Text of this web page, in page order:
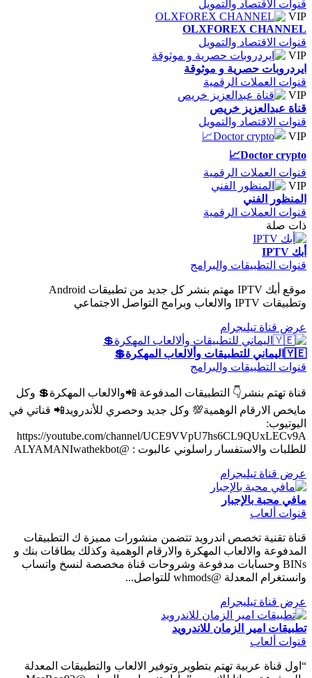
قنوات الاقتصاد والتمويل
VIP
OLXFOREX CHANNEL
قنوات الاقتصاد والتمويل
VIP
ايردروبات حصرية و موثوقة
قنوات العملات الرقمية
VIP
قناة عبدالعزيز خريص
قنوات الاقتصاد والتمويل
VIP
Doctor crypto📈
قنوات العملات الرقمية
VIP
المنظور الفني
قنوات العملات الرقمية
ذات صلة
أبك IPTV
قنوات التطبيقات والبرامج
موقع أبك IPTV مهتم بنشر كل جديد من تطبيقات Android
وتطبيقات IPTV والالعاب وبرامج التواصل الاجتماعي
عرض قناة تيليجرام
🇾🇪اليماني للتطبيقات وألالعاب المهكرة💲
قنوات التطبيقات والبرامج
قناة تهتم بنشر👇 التطبيقات المدفوعة 📲والالعاب المهكرة💲 وكل
مايخص الارقام الوهمية💯 وكل جديد وحصري للأندرويد📲 قناتي في
اليوتيوب:
https://youtube.com/channel/UCE9VVpU7hs6CL9QUxLECv9A
للطلبات والاستفسار راسلوني عالبوت : @ALYAMANIwathekbot
عرض قناة تيليجرام
مافي محبة بالإجبار
قنوات ألعاب
قناة تقنية تخصص اندرويد تتضمن منشورات مميزة ك التطبيقات
المدفوعة والالعاب المهكرة والارقام الوهمية وكذلك بطاقات بنك و
BINs وحسابات مدفوعة وشروحات قناة مخصصة لنسخ واتساب
وانستغرام المعدلة @whmods للتواصل...
عرض قناة تيليجرام
تطبيقات امير الزمان للاندرويد
قنوات ألعاب
“اول قناة عربية تهتم بتطوير وتوفير الالعاب والتطبيقات المعدلة